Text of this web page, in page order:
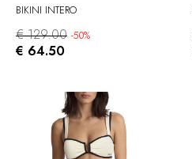
BIKINI INTERO
€ 129.00 -50%
€ 64.50